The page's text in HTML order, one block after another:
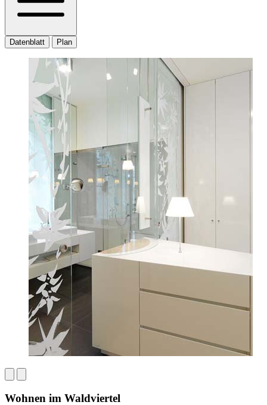
Datenblatt Plan
Wohnen im Waldviertel